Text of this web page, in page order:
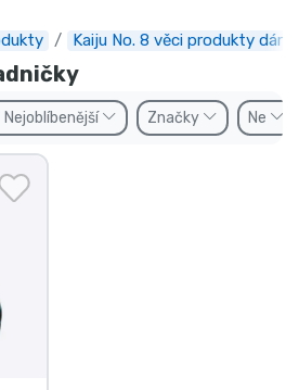
Kaiju No. 8 věci produkty dárky
Nejoblíbenější Značky Ne